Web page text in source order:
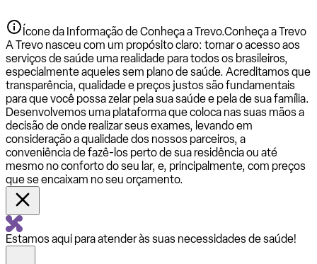
Ícone da Informação de Conheça a Trevo.Conheça a Trevo
A Trevo nasceu com um propósito claro: tornar o acesso aos
serviços de saúde uma realidade para todos os brasileiros,
especialmente aqueles sem plano de saúde. Acreditamos que
transparência, qualidade e preços justos são fundamentais
para que você possa zelar pela sua saúde e pela de sua família.
Desenvolvemos uma plataforma que coloca nas suas mãos a
decisão de onde realizar seus exames, levando em
consideração a qualidade dos nossos parceiros, a
conveniência de fazê-los perto de sua residência ou até
mesmo no conforto do seu lar, e, principalmente, com preços
que se encaixam no seu orçamento.
Estamos aqui para atender às suas necessidades de saúde!